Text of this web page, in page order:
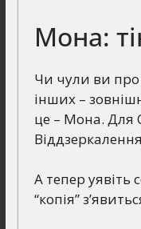
Мона:
Чи чули ви
інших –
це – Мона. Для
А тепер уявіть
“копія”